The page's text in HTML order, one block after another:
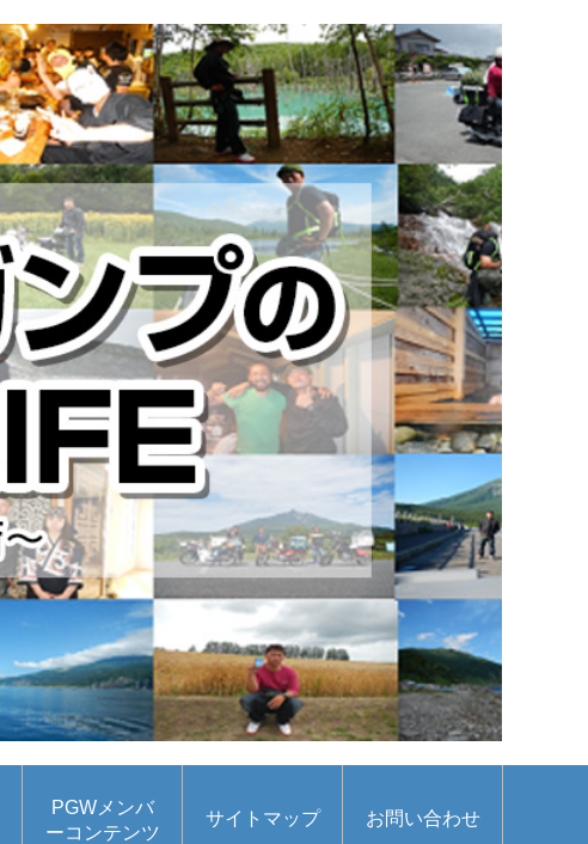
PGWメンバ
ーコンテンツ
サイトマップ お問い合わせ